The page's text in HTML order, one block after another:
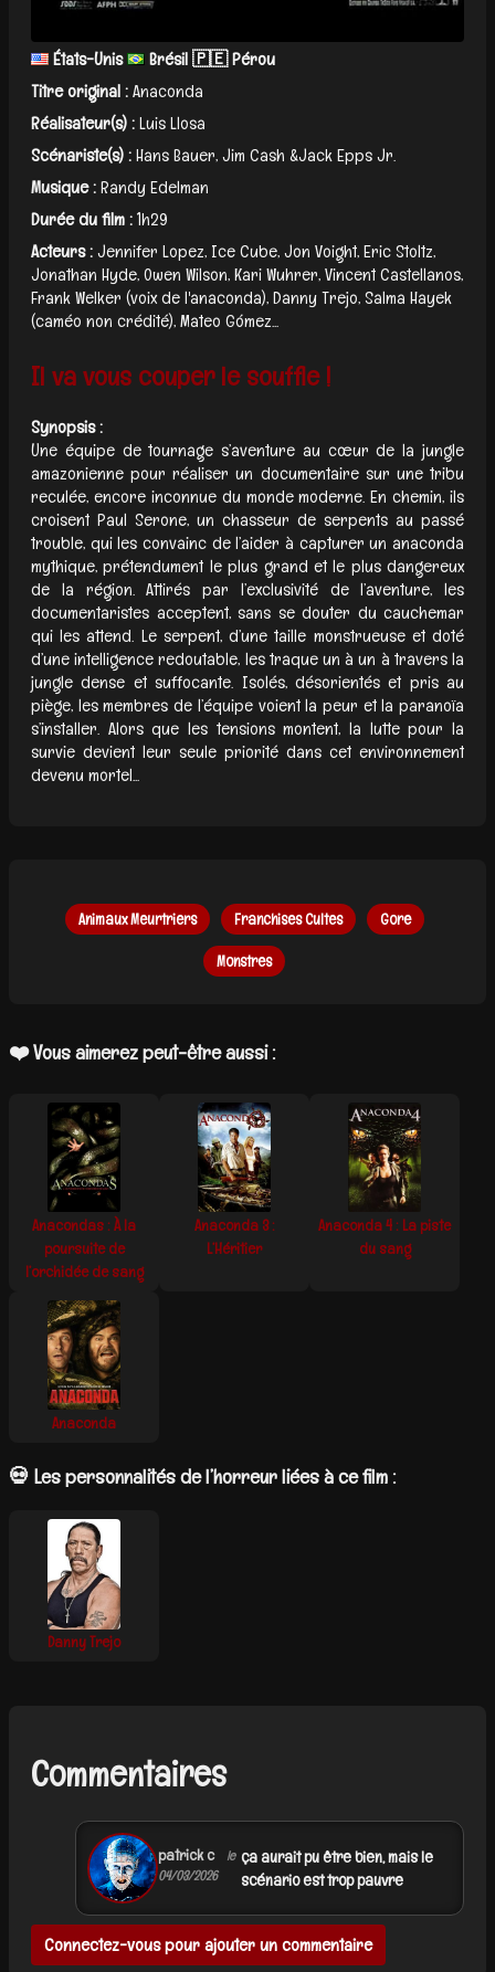
États-Unis
Brésil 🇵🇪 Pérou
Titre original :Anaconda
Réalisateur(s) :Luis Llosa
Scénariste(s) :Hans Bauer, Jim Cash &Jack Epps Jr.
Musique :Randy Edelman
Durée du film :1h29
Acteurs :Jennifer Lopez, Ice Cube, Jon Voight, Eric Stoltz,
Jonathan Hyde, Owen Wilson, Kari Wuhrer, Vincent Castellanos,
Frank Welker (voix de l'anaconda), Danny Trejo, Salma Hayek
(caméo non crédité), Mateo Gómez...
Il va vous couper le souffle !
Synopsis :
Une équipe de tournage s’aventure au cœur de la jungle
amazonienne pour réaliser un documentaire sur une tribu
reculée, encore inconnue du monde moderne. En chemin, ils
croisent Paul Serone, un chasseur de serpents au passé
trouble, qui les convainc de l’aider à capturer un anaconda
mythique, prétendument le plus grand et le plus dangereux
de la région. Attirés par l’exclusivité de l’aventure, les
documentaristes acceptent, sans se douter du cauchemar
qui les attend. Le serpent, d’une taille monstrueuse et doté
d’une intelligence redoutable, les traque un à un à travers la
jungle dense et suffocante. Isolés, désorientés et pris au
piège, les membres de l’équipe voient la peur et la paranoïa
s’installer. Alors que les tensions montent, la lutte pour la
survie devient leur seule priorité dans cet environnement
devenu mortel...
Animaux Meurtriers Franchises Cultes Gore
Monstres
❤️ Vous aimerez peut-être aussi :
Anacondas : À la
poursuite de
l’orchidée de sang
Anaconda 3 :
L’Héritier
Anaconda 4 : La piste
du sang
Anaconda
💀 Les personnalités de l’horreur liées à ce film :
Danny Trejo
Commentaires
patrick c
le
04/03/2026
ça aurait pu être bien, mais le
scénario est trop pauvre
Connectez-vous pour ajouter un commentaire